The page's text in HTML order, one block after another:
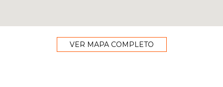
VER MAPA COMPLETO